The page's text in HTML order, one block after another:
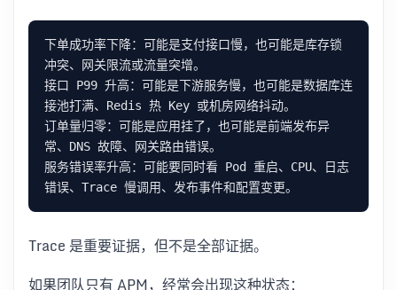
下单成功率下降：可能是支付接口慢，也可能是库存锁
接口 P99 升高：可能是下游服务慢，也可能是数据库连
订单量归零：可能是应用挂了，也可能是前端发布异
服务错误率升高：可能要同时看 Pod 重启、CPU、日志
Trace 是重要证据，但不是全部证据。
如果团队只有 APM，经常会出现这种状态：